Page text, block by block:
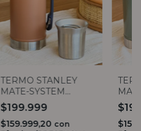
TERMO STANLEY
MATE-SYSTEM
CLASSIC 1.2 LTS
$199.999
$159.999,20 con